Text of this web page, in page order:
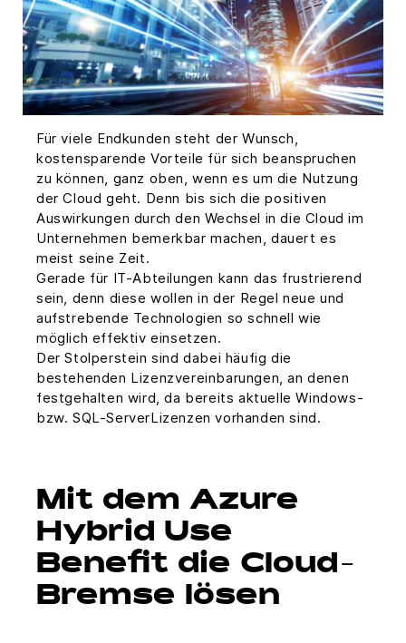
Für viele Endkunden steht der Wunsch,
kostensparende Vorteile für sich beanspruchen
zu können, ganz oben, wenn es um die Nutzung
der Cloud geht. Denn bis sich die positiven
Auswirkungen durch den Wechsel in die Cloud im
Unternehmen bemerkbar machen, dauert es
meist seine Zeit.
Gerade für IT-Abteilungen kann das frustrierend
sein, denn diese wollen in der Regel neue und
aufstrebende Technologien so schnell wie
möglich effektiv einsetzen.
Der Stolperstein sind dabei häufig die
bestehenden Lizenzvereinbarungen, an denen
festgehalten wird, da bereits aktuelle Windows-
bzw. SQL-Server­Lizenzen vorhanden sind.
Mit dem Azure
Hybrid Use
Benefit die Cloud-
Bremse lösen